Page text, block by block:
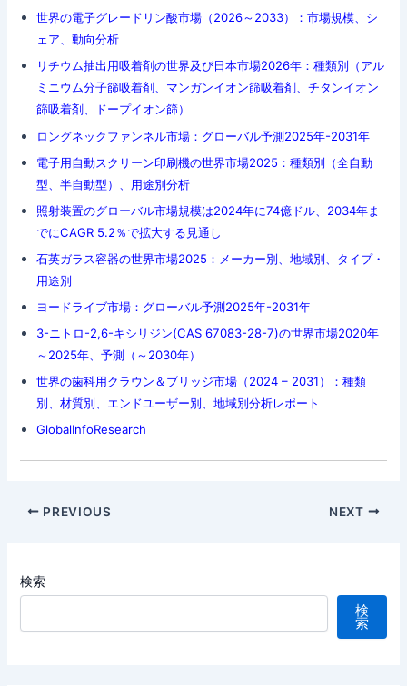
世界の電子グレードリン酸市場（2026～2033）：市場規模、シ
ェア、動向分析
リチウム抽出用吸着剤の世界及び日本市場2026年：種類別（アル
ミニウム分子篩吸着剤、マンガンイオン篩吸着剤、チタンイオン
篩吸着剤、ドープイオン篩）
ロングネックファンネル市場：グローバル予測2025年-2031年
電子用自動スクリーン印刷機の世界市場2025：種類別（全自動
型、半自動型）、用途別分析
照射装置のグローバル市場規模は2024年に74億ドル、2034年ま
でにCAGR 5.2％で拡大する見通し
石英ガラス容器の世界市場2025：メーカー別、地域別、タイプ・
用途別
ヨードライブ市場：グローバル予測2025年-2031年
3-ニトロ-2,6-キシリジン(CAS 67083-28-7)の世界市場2020年
～2025年、予測（～2030年）
世界の歯科用クラウン＆ブリッジ市場（2024 – 2031）：種類
別、材質別、エンドユーザー別、地域別分析レポート
GlobalInfoResearch
Post
PREVIOUS NEXT
検索
検
索